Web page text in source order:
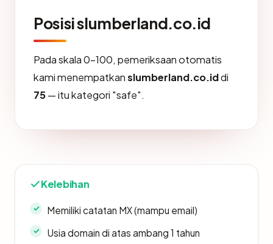
Posisi slumberland.co.id
Pada skala 0-100, pemeriksaan otomatis
kami menempatkanslumberland.co.iddi
75— itu kategori "safe".
Kelebihan
Memiliki catatan MX (mampu email)
Usia domain di atas ambang 1 tahun